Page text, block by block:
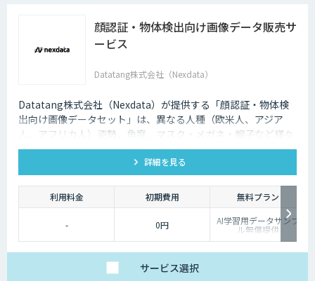
顔認証・物体検出向け画像データ販売サ
ービス
Datatang株式会社（Nexdata）
Datatang株式会社（Nexdata）が提供する「顔認証・物体検
出向け画像データセット」は、異なる人種（欧米人、アジア
人、アフリカ人）姿勢、角度、マスク・メガネ・帽子など様々
な状況をカバー、総計500万枚を超えています。
詳細を見る
利用料金 初期費用 無料プラン
- 0円 AI学習用データサンプ
ル無償提供
サービス選択